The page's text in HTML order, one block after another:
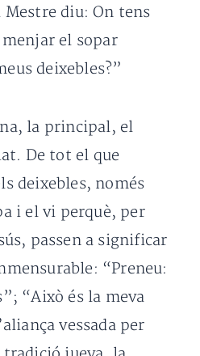
Mestre diu: On tens
el sopar
deixebles?”
la principal, el
De tot el que
deixebles, només
i el vi perquè, per
passen a significar
“Preneu:
“Això és la meva
vessada per